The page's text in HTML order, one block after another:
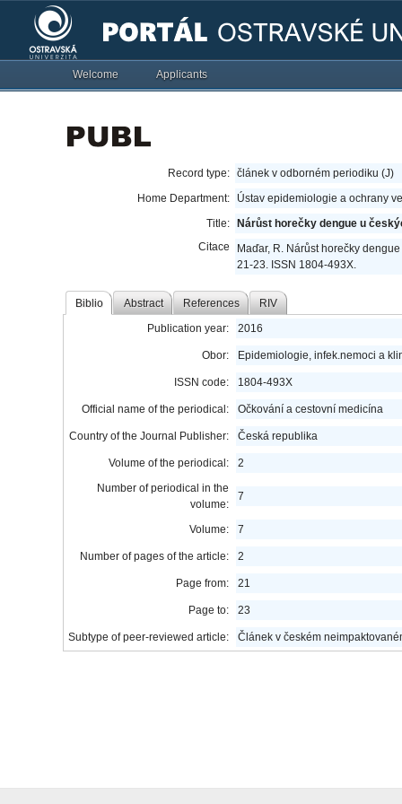
Welcome Applicants
Record type: článek v odborném periodiku (J)
Home Department:
Ústav epidemiologie a ochrany
Title:
Nárůst horečky dengue u
Citace
Maďar, R. Nárůst horečky
21-23. ISSN 1804-493X.
Biblio Abstract References RIV
Publication year: 2016
Obor: Epidemiologie, infek.nemoci a
ISSN code: 1804-493X
Official name of the periodical: Očkování a cestovní medicína
Country of the Journal Publisher: Česká republika
Volume of the periodical:
2
Number of periodical in the
volume:
7
Volume: 7
Number of pages of the article: 2
Page from: 21
Page to: 23
Subtype of peer-reviewed article: Článek v českém